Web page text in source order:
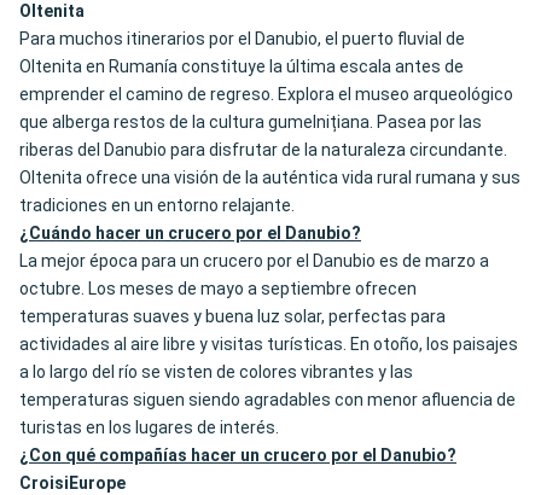
Oltenita
Para muchos itinerarios por el Danubio, el puerto fluvial de
Oltenita en Rumanía constituye la última escala antes de
emprender el camino de regreso. Explora el museo arqueológico
que alberga restos de la cultura gumelnițiana. Pasea por las
riberas del Danubio para disfrutar de la naturaleza circundante.
Oltenita ofrece una visión de la auténtica vida rural rumana y sus
tradiciones en un entorno relajante.
¿Cuándo hacer un crucero por el Danubio?
La mejor época para un crucero por el Danubio es de marzo a
octubre. Los meses de mayo a septiembre ofrecen
temperaturas suaves y buena luz solar, perfectas para
actividades al aire libre y visitas turísticas. En otoño, los paisajes
a lo largo del río se visten de colores vibrantes y las
temperaturas siguen siendo agradables con menor afluencia de
turistas en los lugares de interés.
¿Con qué compañías hacer un crucero por el Danubio?
CroisiEurope